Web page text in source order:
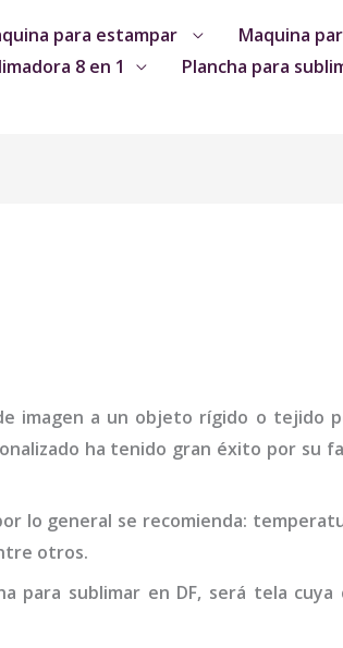
para estampar
Maquina
8 en 1 Plancha para
imagen a un objeto rígido o tejido
ha tenido gran éxito por su
lo general se recomienda:
otros.
para sublimar en DF, será tela cuya